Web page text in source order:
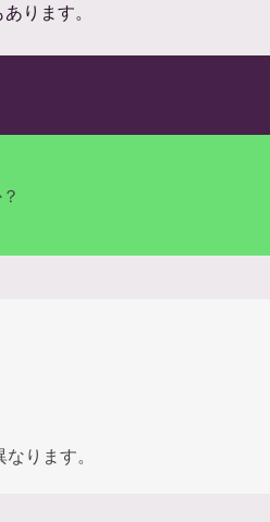
ります。
ります。